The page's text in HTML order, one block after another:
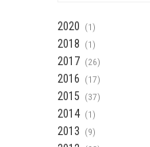
2020 (1)
2018 (1)
2017 (26)
2016 (17)
2015 (37)
2014 (1)
2013 (9)